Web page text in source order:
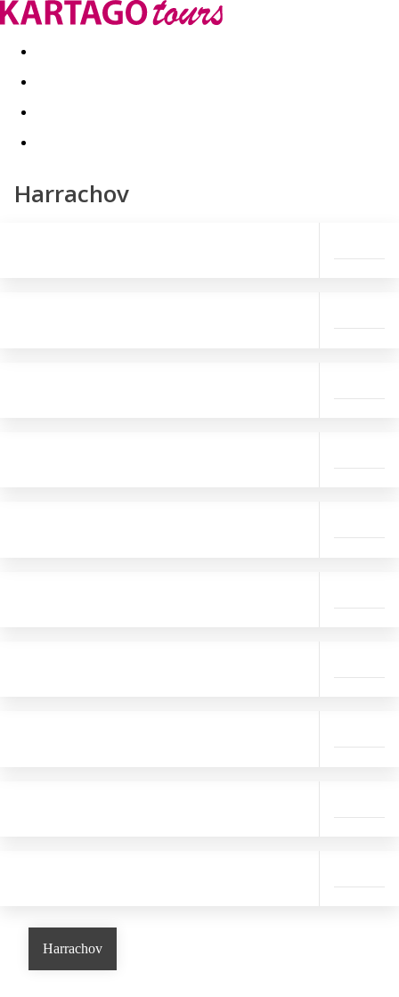
Last minute Dovolenkové kluby
Harrachov
Harrachov